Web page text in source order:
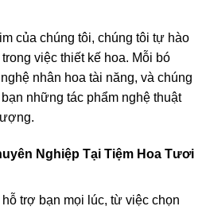
của chúng tôi, chúng tôi tự hào
việc thiết kế hoa. Mỗi bó
nhân hoa tài năng, và chúng
những tác phẩm nghệ thuật
Nghiệp Tại Tiệm Hoa Tươi
trợ bạn mọi lúc, từ việc chọn